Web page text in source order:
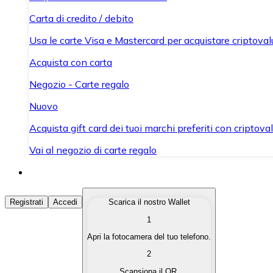
Carta di credito / debito
Usa le carte Visa e Mastercard per acquistare
Acquista con carta
Negozio - Carte regalo
Nuovo
Acquista gift card dei tuoi marchi preferiti con
Vai al negozio di carte regalo
Acquista Criptovalute
Acquista le criptovalute che ti interessano in modo
Converti le tue criptovalute in valuta fiat quando ne hai
Registrati Accedi
Scarica il nostro Wallet
1
Apri la fotocamera del tuo telefono.
2